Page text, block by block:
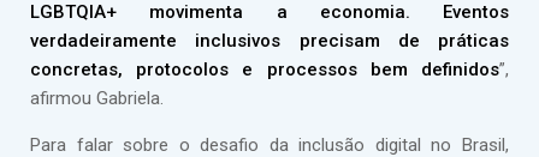
LGBTQIA+ movimenta a economia. Eventos
verdadeiramente inclusivos precisam de práticas
concretas, protocolos e processos bem definidos”,
afirmou Gabriela.
Para falar sobre o desafio da inclusão digital no Brasil,